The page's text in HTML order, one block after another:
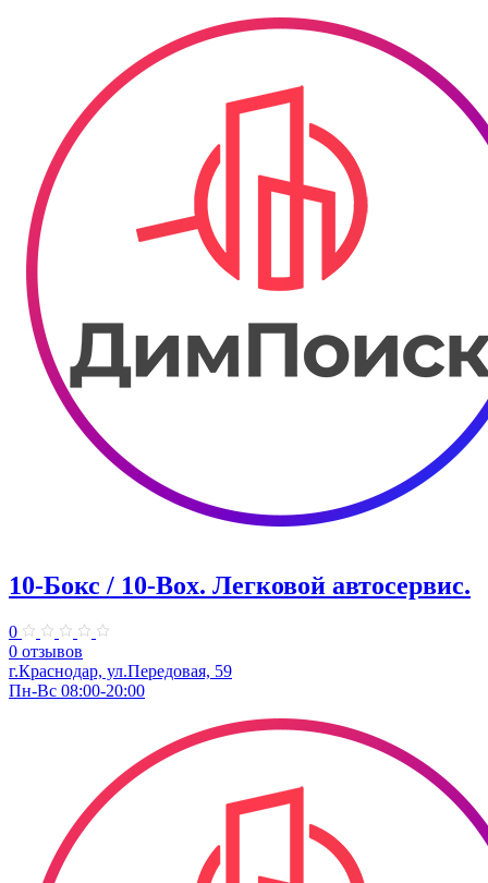
10-Бокс / 10-Box. ​Легковой автосервис.
0
0 отзывов
г.Краснодар, ул.Передовая, 59
Пн-Вс 08:00-20:00